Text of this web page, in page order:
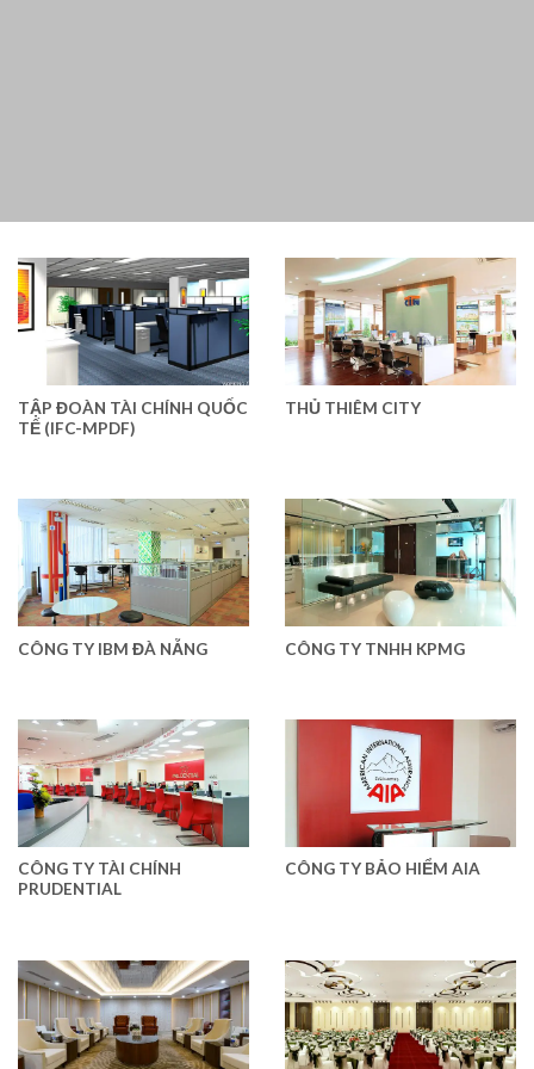
TẬP ĐOÀN TÀI CHÍNH QUỐC
TẾ (IFC-MPDF)
THỦ THIÊM CITY
CÔNG TY IBM ĐÀ NẴNG CÔNG TY TNHH KPMG
CÔNG TY TÀI CHÍNH
PRUDENTIAL
CÔNG TY BẢO HIỂM AIA